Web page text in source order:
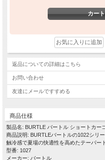
返品についての詳細はこちら
お問い合わせ
友達にメールですすめる
商品仕様
製品名: BURTLE バートル ショートカー
商品説明: BURTLEバートルの1022シリ
触冷感で夏場の快適性を高めたテーパー
型番: 1027
メーカー: バートル